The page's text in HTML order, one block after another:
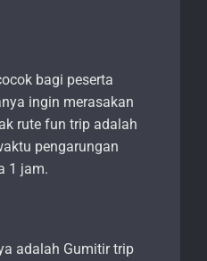
bagi peserta
ingin merasakan
rute fun trip adalah
pengarungan
1 jam.
adalah Gumitir trip